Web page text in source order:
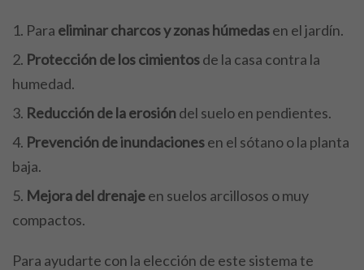
Para eliminar charcos y zonas húmedasen el jardín.
Protección de los cimientosde la casa contra la
humedad.
Reducción de la erosióndel suelo en pendientes.
Prevención de inundacionesen el sótano o la planta
baja.
Mejora del drenajeen suelos arcillosos o muy
compactos.
Para ayudarte con la elección de este sistema te